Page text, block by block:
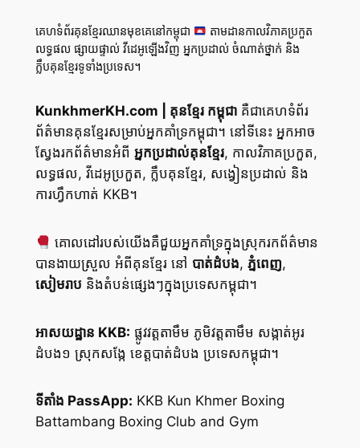
គេហទំព័រគុនខ្មែរឈានមុខគេនៅកម្ពុជា
តាមដានកាលវិភាគប្រកួត
លទ្ធផល ផ្សាយផ្ទាល់ វីដេអូឡើងវិញ អ្នកប្រដាល់ ចំណាត់ថ្នាក់ និង
ក្លឹបគុនខ្មែរទូទាំងប្រទេស។
KunkhmerKH.com | គុនខ្មែរ កម្ពុជាគឺជាគេហទំព័រ
ព័ត៌មានគុនខ្មែរសម្រាប់អ្នកគាំទ្រកម្ពុជា។ នៅទីនេះ អ្នកអាច
ស្វែងរកព័ត៌មានអំពី អ្នកប្រដាល់គុនខ្មែរ, កាលវិភាគប្រកួត,
លទ្ធផល, វីដេអូប្រកួត, ក្លឹបគុនខ្មែរ, សង្វៀនប្រដាល់ និង
ការហ្វឹកហាត់ KKB។
គោលដៅរបស់យើងគឺជួយអ្នកគាំទ្រក្នុងស្រុករកព័ត៌មាន
បានងាយស្រួល អំពីគុនខ្មែរ នៅ បាត់ដំបង, ភ្នំពេញ,
សៀមរាបនិងតំបន់ផ្សេងៗក្នុងប្រទេសកម្ពុជា។
អាសយដ្ឋាន KKB: ផ្លូវវត្តតាមឹម ភូមិវត្តតាមឹម សង្កាត់អូរ
ដំបង១ ស្រុកសង្កែ ខេត្តបាត់ដំបង ប្រទេសកម្ពុជា។
ទីតាំង PassApp: KKB Kun Khmer Boxing
Battambang Boxing Club and Gym